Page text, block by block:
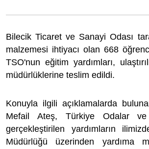
Bilecik Ticaret ve Sanayi Odası
malzemesi ihtiyacı olan 668
TSO'nun eğitim yardımları,
müdürlüklerine teslim edildi.
Konuyla ilgili açıklamalarda
Mefail Ateş, Türkiye Odalar ve
gerçekleştirilen yardımların
Müdürlüğü üzerinden yardıma